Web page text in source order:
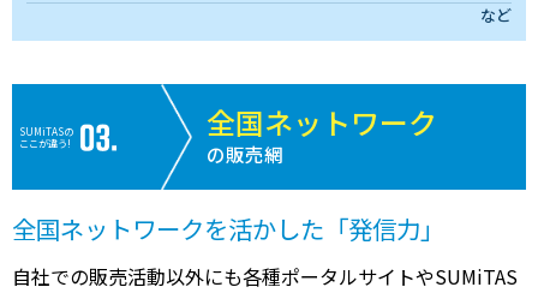
など
SUMiTASの
ここが違う!
全国ネットワーク
の販売網
全国ネットワークを活かした「発信力」
自社での販売活動以外にも各種ポータルサイトやSUMiTAS